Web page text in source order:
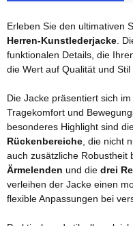
Erleben Sie den ultimativen
Herren-Kunstlederjacke .
funktionalen Details, die
die Wert auf Qualität und Stil
Die Jacke präsentiert sich im
Tragekomfort und
besonderes Highlight sind
Rückenbereiche , die nicht
auch zusätzliche Robustheit
Ärmelenden und die drei
verleihen der Jacke einen
flexible Anpassungen bei